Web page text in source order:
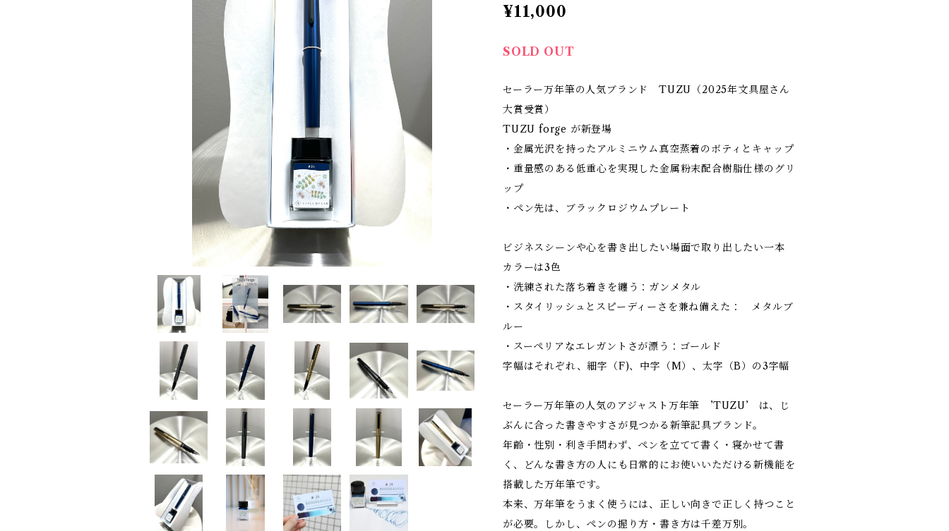
¥11,000
SOLD OUT
セーラー万年筆の人気ブランド TUZU（2025年文具屋さん
大賞受賞）
TUZU forge が新登場
・金属光沢を持ったアルミニウム真空蒸着のボティとキャップ
・重量感のある低重心を実現した金属粉末配合樹脂仕様のグリ
ップ
・ペン先は、ブラックロジウムプレート
ビジネスシーンや心を書き出したい場面で取り出したい一本
カラーは3色
・洗練された落ち着きを纏う：ガンメタル
・スタイリッシュとスピーディーさを兼ね備えた： メタルブ
ルー
・スーペリアなエレガントさが漂う：ゴールド
字幅はそれぞれ、細字（F)、中字（M）、太字（B）の3字幅
セーラー万年筆の人気のアジャスト万年筆 ’TUZU’ は、じ
ぶんに合った書きやすさが見つかる新筆記具ブランド。
年齢・性別・利き手問わず、ペンを立てて書く・寝かせて書
く、どんな書き方の人にも日常的にお使いいただける新機能を
搭載した万年筆です。
本来、万年筆をうまく使うには、正しい向きで正しく持つこと
が必要。しかし、ペンの握り方・書き方は千差万別。